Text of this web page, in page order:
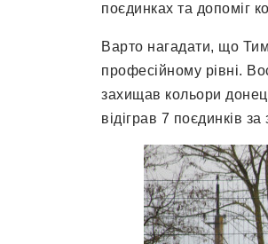
поєдинках та допоміг
Варто нагадати, що
професійному рівні.
захищав кольори
відіграв 7 поєдинків